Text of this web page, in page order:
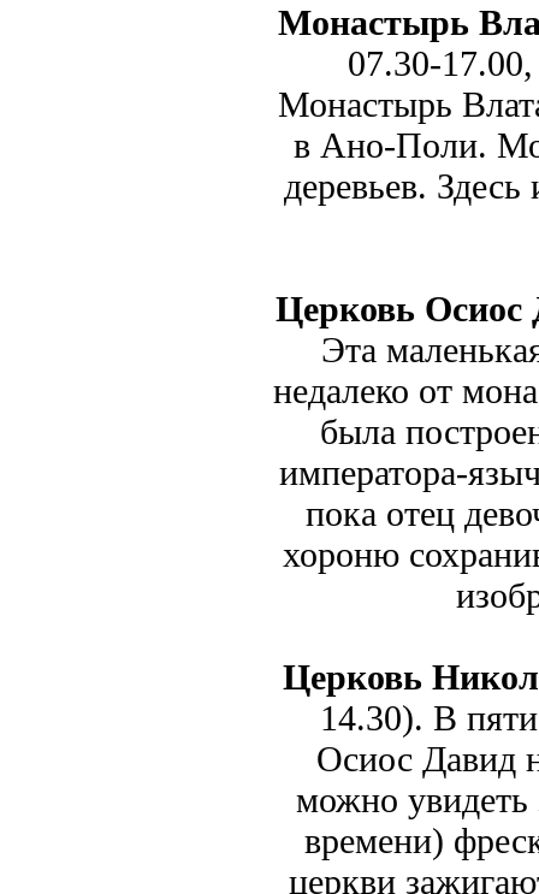
Монастырь
07.30-
Монастырь
в Ано-Поли.
деревьев.
Церковь Осиос
Эта
недалеко от
была
императора-
пока отец
хороню
Церковь
14.30). В
Осиос Давид
можно увидеть
времени)
церкви